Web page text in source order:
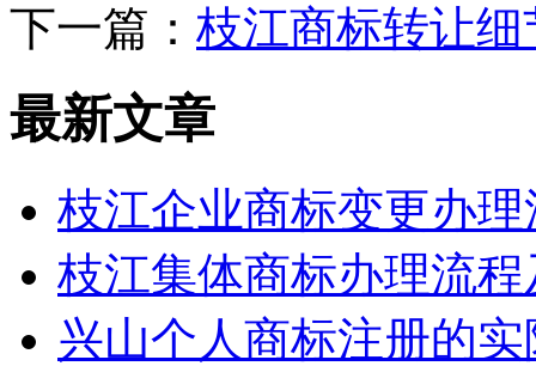
下一篇： 枝江商标转让
最新文章
枝江企业商标变更办
枝江集体商标办理流
兴山个人商标注册的